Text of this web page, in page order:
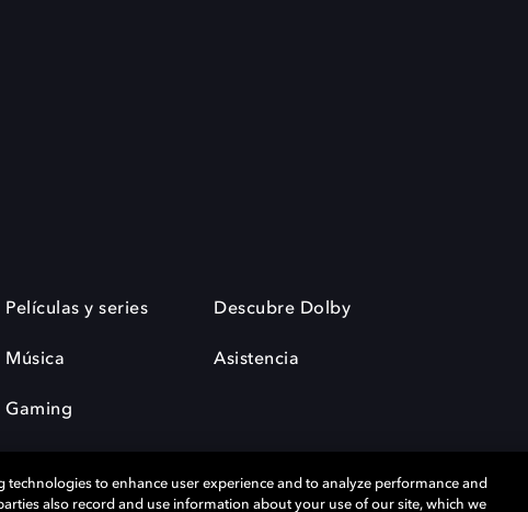
Películas y series
Música
Gaming
Descubre Dolby
Asistencia
technologies to enhance user experience and to analyze performance and
also record and use information about your use of our site, which we